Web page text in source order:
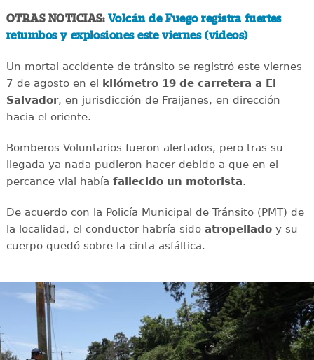
OTRAS NOTICIAS: Volcán de Fuego registra fuertes
retumbos y explosiones este viernes (videos)
Un mortal accidente de tránsito se registró este viernes
7 de agosto en el kilómetro 19 de carretera a El
Salvador, en jurisdicción de Fraijanes, en dirección
hacia el oriente.
Bomberos Voluntarios fueron alertados, pero tras su
llegada ya nada pudieron hacer debido a que en el
percance vial había fallecido un motorista.
De acuerdo con la Policía Municipal de Tránsito (PMT) de
la localidad, el conductor habría sido atropelladoy su
cuerpo quedó sobre la cinta asfáltica.